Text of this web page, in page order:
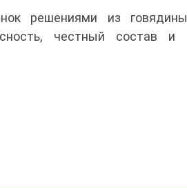
решениями из
честный состав и